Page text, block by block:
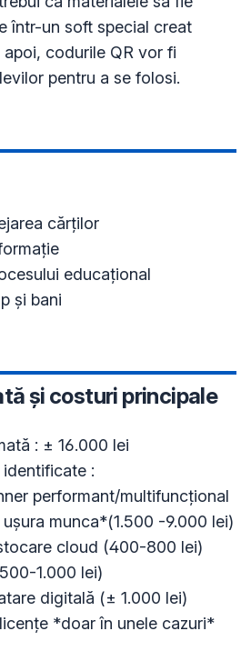
într-un soft special creat
codurile QR vor fi
pentru a se folosi.
și costuri principale
: ± 16.000 lei
:
performant/multifuncțional
munca*(1.500 -9.000 lei)
cloud (400-800 lei)
1.000 lei)
digitală (± 1.000 lei)
*doar în unele cazuri*